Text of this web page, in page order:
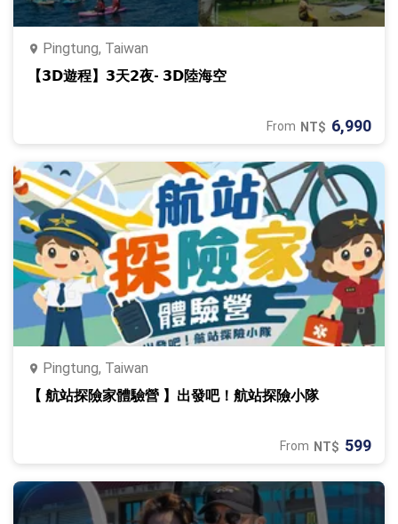
Pingtung, Taiwan
【𝟯𝗗遊程】𝟯天𝟮夜‐ 𝟯𝗗陸海空
From NT$ 6,990
Pingtung, Taiwan
【 航站探險家體驗營 】出發吧！航站探險小隊
From NT$ 599